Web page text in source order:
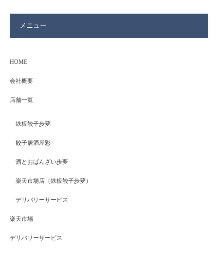
メニュー
HOME
会社概要
店舗一覧
鉄板餃子歩夢
餃子居酒屋彩
酒とおばんざい歩夢
楽天市場店（鉄板餃子歩夢）
デリバリーサービス
楽天市場
デリバリーサービス